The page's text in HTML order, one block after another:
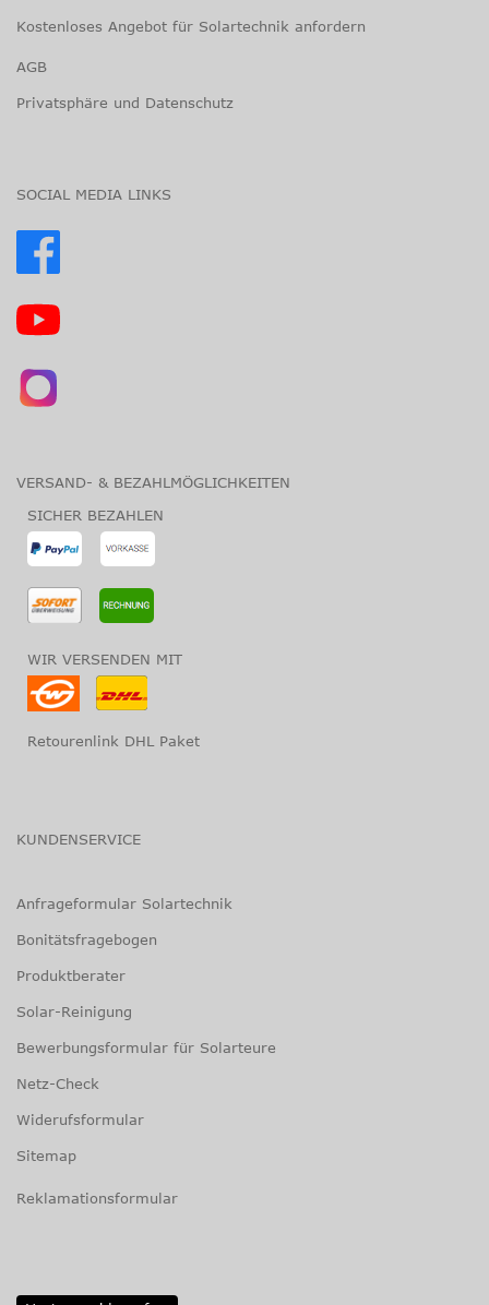
Kostenloses Angebot für Solartechnik anfordern
AGB
Privatsphäre und Datenschutz
SOCIAL MEDIA LINKS
VERSAND- & BEZAHLMÖGLICHKEITEN
SICHER BEZAHLEN
WIR VERSENDEN MIT
Retourenlink DHL Paket
KUNDENSERVICE
Anfrageformular Solartechnik
Bonitätsfragebogen
Produktberater
Solar-Reinigung
Bewerbungsformular für Solarteure
Netz-Check
Widerufsformular
Sitemap
Reklamationsformular